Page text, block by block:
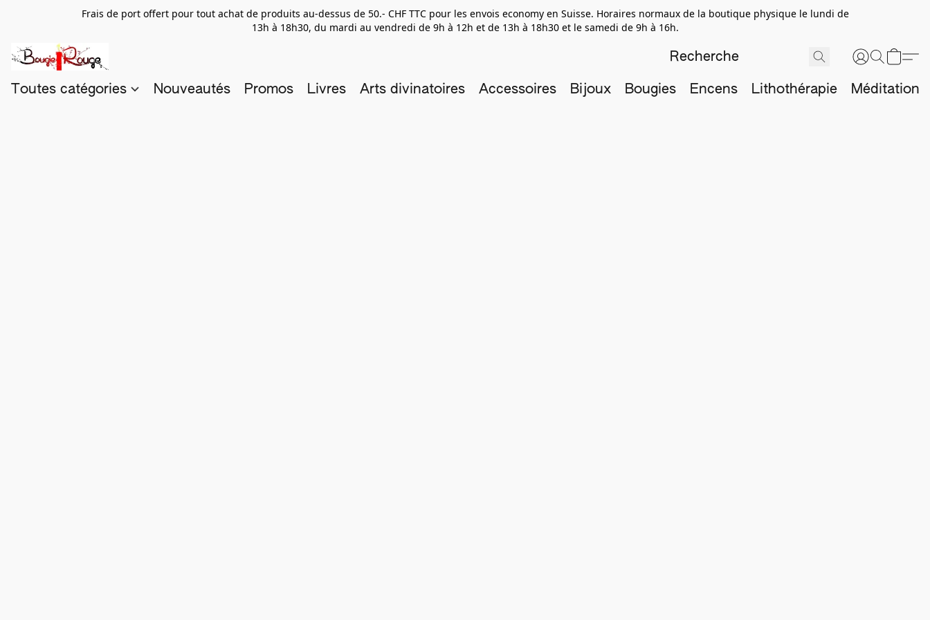
Frais de port offert pour tout achat de produits au-dessus de 50.- CHF TTC pour les envois economy en Suisse. Horaires normaux de la boutique physique le lundi de
13h à 18h30, du mardi au vendredi de 9h à 12h et de 13h à 18h30 et le samedi de 9h à 16h.
Toutes catégories Nouveautés Promos Livres Arts divinatoires Accessoires Bijoux Bougies Encens Lithothérapie Méditation